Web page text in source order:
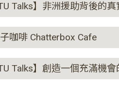
Talks】非洲援助背後的真
咖啡 Chatterbox Cafe
Talks】創造一個充滿機